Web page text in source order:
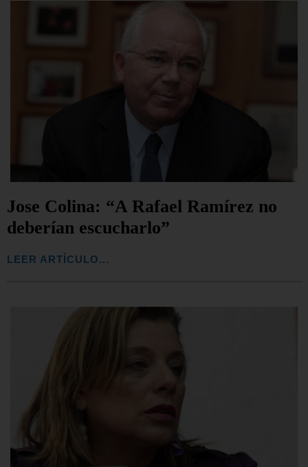
Jose Colina: “A Rafael Ramírez no
deberían escucharlo”
LEER ARTÍCULO...